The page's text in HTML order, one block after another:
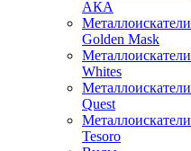
АКА
Металлоискатели
Golden Mask
Металлоискатели
Whites
Металлоискатели
Quest
Металлоискатели
Tesoro